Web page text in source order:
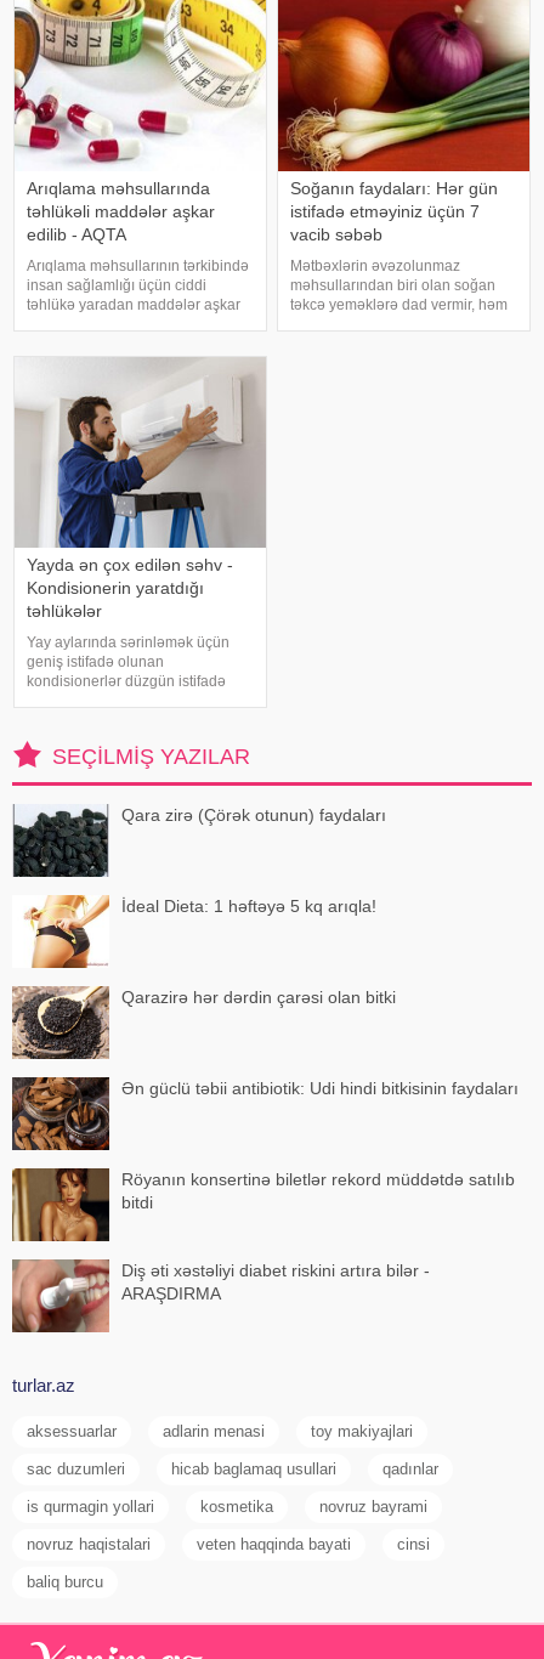
"Instagram" hesabınd
Arıqlama məhsullarında
təhlükəli maddələr aşkar
edilib - AQTA
Arıqlama məhsullarının tərkibində
insan sağlamlığı üçün ciddi
təhlükə yaradan maddələr aşkar
Qida təhlükəsizliyi şöbəsinin
müdir
Soğanın faydaları: Hər gün
istifadə etməyiniz üçün 7
vacib səbəb
Mətbəxlərin əvəzolunmaz
məhsullarından biri olan soğan
təkcə yeməklərə dad vermir, həm
Yayda ən çox edilən səhv -
Kondisionerin yaratdığı
təhlükələr
Yay aylarında sərinləmək üçün
geniş istifadə olunan
kondisionerlər düzgün istifadə
xəbər verir ki, ani temperatur
dəyişiklikləri, quru hava və
baxımsız kondisionerlərd
SEÇILMIŞ YAZILAR
Qara zirə (Çörək otunun) faydaları
İdeal Dieta: 1 həftəyə 5 kq arıqla!
Qarazirə hər dərdin çarəsi olan bitki
Ən güclü təbii antibiotik: Udi hindi bitkisinin faydaları
Röyanın konsertinə biletlər rekord müddətdə satılıb
bitdi
Diş əti xəstəliyi diabet riskini artıra bilər -
ARAŞDIRMA
turlar.az
aksessuarlar adlarin menasi toy makiyajlari
sac duzumleri hicab baglamaq usullari qadınlar
is qurmagin yollari kosmetika novruz bayrami
novruz haqistalari veten haqqinda bayati cinsi
baliq burcu